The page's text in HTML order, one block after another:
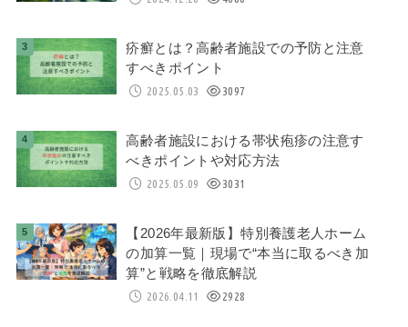
疥癬とは？高齢者施設での予防と注意
すべきポイント
2025.05.03 3097
高齢者施設における帯状疱疹の注意す
べきポイントや対応方法
2025.05.09 3031
【2026年最新版】特別養護老人ホーム
の加算一覧｜現場で“本当に取るべき加
算”と戦略を徹底解説
2026.04.11 2928